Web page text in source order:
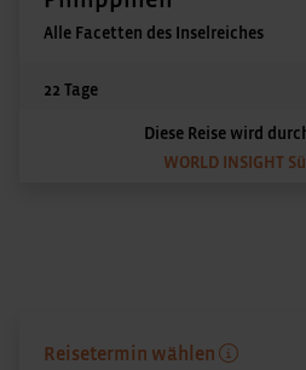
Alle Facetten des Inselreiches
22 Tage
Diese Reise wird
WORLD INSIGHT
Reisetermin wählen